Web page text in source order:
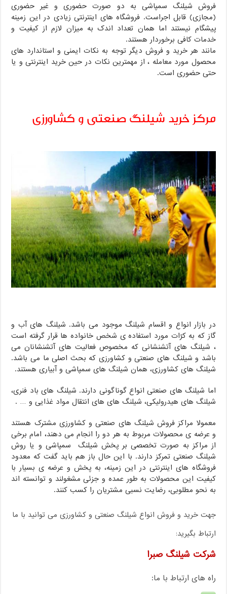
فروش شیلنگ سمپاشی به دو صورت حضوری و غیر حضوری
(مجازی) قابل اجراست. فروشگاه های اینترنتی زیادی در این زمینه
پیشگام نیستند اما همان تعداد اندک به میزان لازم از کیفیت و
خدمات کافی برخوردار هستند.
مانند هر خرید و فروش دیگر توجه به نکات ایمنی و استاندارد های
محصول مورد معامله ، از مهمترین نکات در حین خرید اینترنتی و یا
حتی حضوری است.
مرکز خرید شیلنگ صنعتی و کشاورزی
در بازار انواع و اقسام شیلنگ موجود می باشد. شیلنگ های آب و
گاز که به کرّات مورد استفاده ی شخص خانواده ها قرار گرفته است
، شیلنگ های آتشنشانی که مخصوص فعالیت های آتشنشانان می
باشد و شیلنگ های صنعتی و کشاورزی که بحث اصلی ما می باشد.
شیلنگ های کشاورزی، همان شیلنگ های سمپاشی و آبیاری هستند.
اما شیلنگ های صنعتی انواع گوناگونی دارند. شیلنگ های باد فنری،
شیلنگ های هیدرولیکی، شیلنگ های های انتقال مواد غذایی و … .
معمولا مراکز فروش شیلنگ های صنعتی و کشاورزی مشترک هستند
و عرضه ی محصولات مربوط به هر دو را انجام می دهند، امام برخی
از مراکز به صورت تخصصی بر پخش شیلنگ سمپاشی و یا روش
شیلنگ صنعتی تمرکز دارند. با این حال باز هم باید گفت که معدود
فروشگاه های اینترنتی در این زمینه، به پخش و عرضه ی بسیار با
کیفیت این محصولات به طور عمده و جزئی مشغولند و توانسته اند
به نحو مطلوبی، رضایت نسبی مشتریان را کسب کنند.
جهت خرید و فروش انواع شیلنگ صنعتی و کشاورزی می توانید با ما
ارتباط بگیرید:
شرکت شیلنگ صبرا
راه های ارتباط با ما: